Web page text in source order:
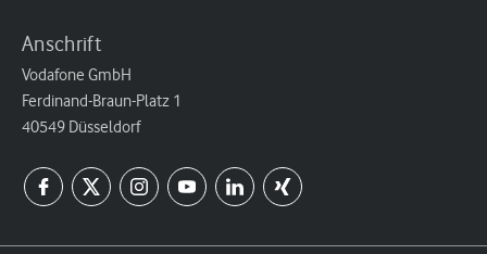
Anschrift
Vodafone GmbH
Ferdinand-Braun-Platz 1
40549 Düsseldorf